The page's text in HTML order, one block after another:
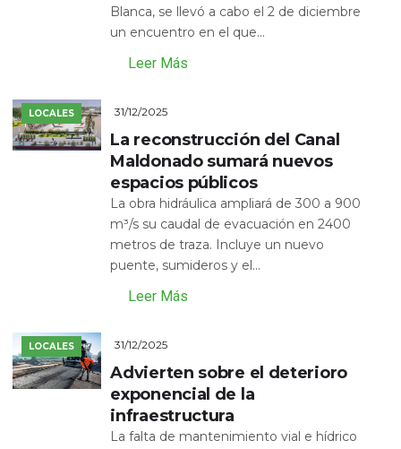
Blanca, se llevó a cabo el 2 de diciembre
un encuentro en el que...
Leer Más
LOCALES 31/12/2025
La reconstrucción del Canal
Maldonado sumará nuevos
espacios públicos
La obra hidráulica ampliará de 300 a 900
m³/s su caudal de evacuación en 2400
metros de traza. Incluye un nuevo
puente, sumideros y el...
Leer Más
LOCALES 31/12/2025
Advierten sobre el deterioro
exponencial de la
infraestructura
La falta de mantenimiento vial e hídrico